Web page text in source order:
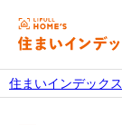
住まいインデックス